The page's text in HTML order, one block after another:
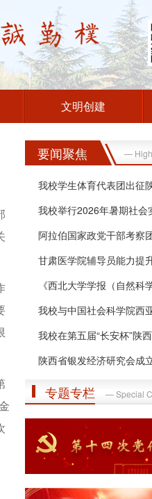
文明创建
要闻聚焦 —
我校学生体育代表团出征陕西
我校举行2026年暑期社会实践
阿拉伯国家政党干部考察
甘肃医学院辅导员能力提升专
《西北大学学报（自然科学版
我校与中国社会科学院西亚非
我校在第五届“长安杯”陕西
陕西省银发经济研究会成立大
专题专栏 — Special